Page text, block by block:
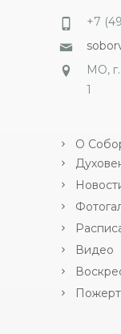
+7
МО,
1
О
Видео